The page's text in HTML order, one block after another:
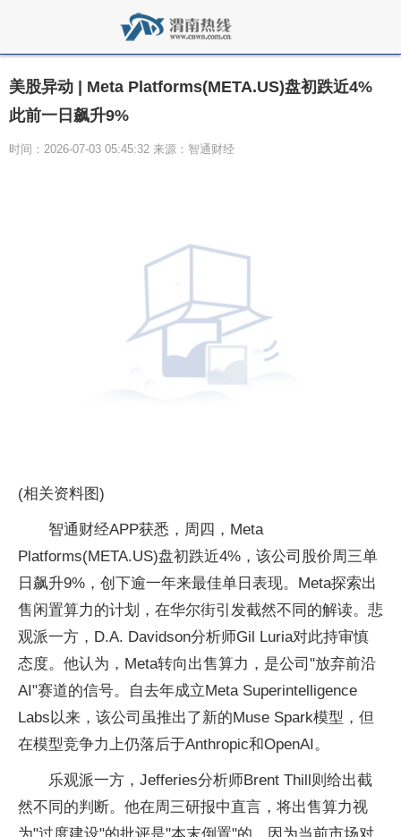
美股异动 | Meta Platforms(META.US)盘初跌近4%
此前一日飙升9%
时间：2026-07-03 05:45:32 来源：智通财经
(相关资料图)
智通财经APP获悉，周四，Meta
Platforms(META.US)盘初跌近4%，该公司股价周三单
日飙升9%，创下逾一年来最佳单日表现。Meta探索出
售闲置算力的计划，在华尔街引发截然不同的解读。悲
观派一方，D.A. Davidson分析师Gil Luria对此持审慎
态度。他认为，Meta转向出售算力，是公司"放弃前沿
AI"赛道的信号。自去年成立Meta Superintelligence
Labs以来，该公司虽推出了新的Muse Spark模型，但
在模型竞争力上仍落后于Anthropic和OpenAI。
乐观派一方，Jefferies分析师Brent Thill则给出截
然不同的判断。他在周三研报中直言，将出售算力视